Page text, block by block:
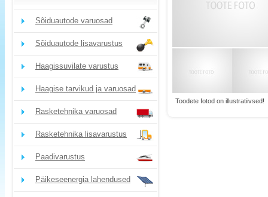
Sõiduautode varuosad
Sõiduautode lisavarustus
Haagissuvilate varustus
Haagise tarvikud ja varuosad
Rasketehnika varuosad
Rasketehnika lisavarustus
Paadivarustus
Päikeseenergia lahendused
Toodete fotod on illustratiivsed!